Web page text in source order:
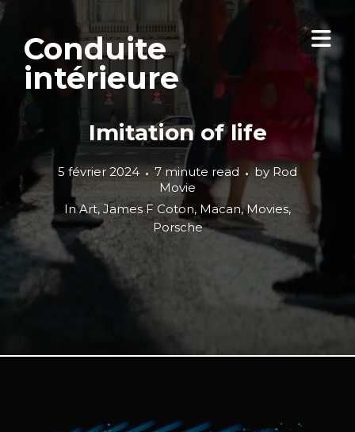
Conduite
intérieure
Imitation of life
5 février 2024 7 minute read byRod
Movie
InArt,James F Coton, Macan,Movies,
Porsche